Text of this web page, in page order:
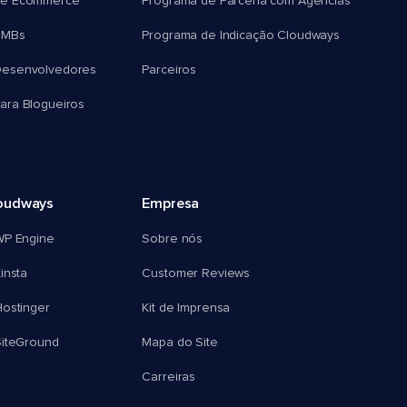
Blogueiros
Programa de Indicação Cloudways
Parceiros
Engine
Empresa
Sobre nós
Customer Reviews
Kit de Imprensa
Mapa do Site
Carreiras